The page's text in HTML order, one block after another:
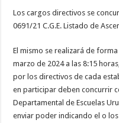
Los cargos directivos se
0691/21 C.G.E. Listado de
El mismo se realizará de
marzo de 2024 a las 8:15
por los directivos de cada
en participar deben concurrir
Departamental de Escuelas
enviar poder indicando el o